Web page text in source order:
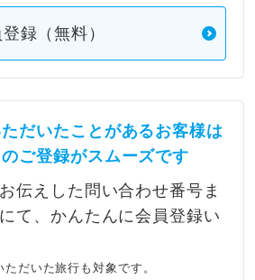
録（無料）
だいたことがあるお客様は
ご登録がスムーズです
伝えした問い合わせ番号ま
て、かんたんに会員登録い
だいた旅行も対象です。